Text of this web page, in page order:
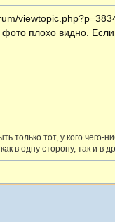
плохо видно.
только тот, у кого
в одну сторону, так и в